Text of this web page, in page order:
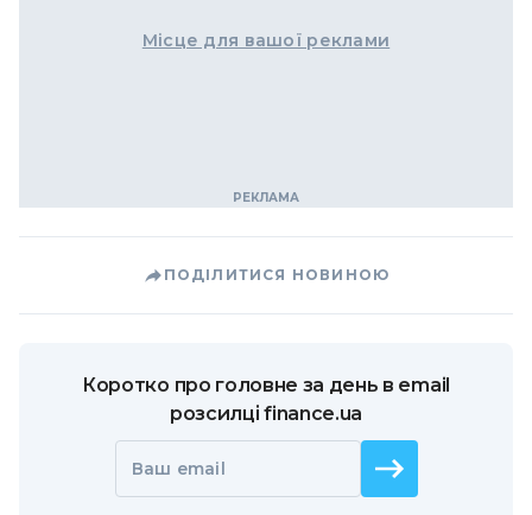
Місце для вашої реклами
ПОДІЛИТИСЯ НОВИНОЮ
Коротко про головне за день в email
розсилці finance.ua
Ваш email